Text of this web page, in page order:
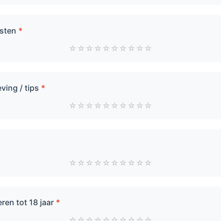
*
☆ ☆ ☆ ☆ ☆ ☆ ☆ ☆ ☆ ☆
/ tips *
☆ ☆ ☆ ☆ ☆ ☆ ☆ ☆ ☆ ☆
☆ ☆ ☆ ☆ ☆ ☆ ☆ ☆ ☆ ☆
tot 18 jaar *